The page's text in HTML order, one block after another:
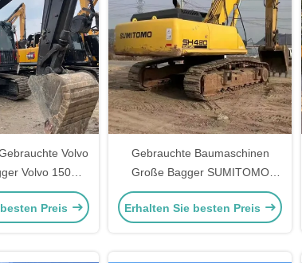
Volvo
Volvo 150D
Preis
Gebrauchte Baumaschinen
Große Bagger SUMITOMO
SH480 zur Materialbearbeitung
Erhalten Sie besten Preis